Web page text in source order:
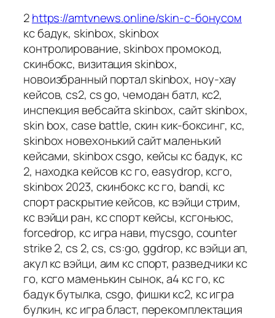
2https://amtvnews.online/skin-с-бонусом
кс бадук, skinbox, skinbox
контролирование, skinbox промокод,
скинбокс, визитация skinbox,
новоизбранный портал skinbox, ноу-хау
кейсов, cs2, cs go, чемодан батл, кс2,
инспекция вебсайта skinbox, сайт skinbox,
skin box, case battle, скин кик-боксинг, кс,
skinbox новехонький сайт маленький
кейсами, skinbox csgo, кейсы кс бадук, кс
2, находка кейсов кс го, easydrop, ксго,
skinbox 2023, скинбокс кс го, bandi, кс
спорт раскрытие кейсов, кс вэйци стрим,
кс вэйци ран, кс спорт кейсы, ксгоньюс,
forcedrop, кс игра нави, mycsgo, counter
strike 2, cs 2, cs, cs:go, ggdrop, кс вэйци ап,
акул кс вэйци, аим кс спорт, разведчики кс
го, ксго маменькин сынок, а4 кс го, кс
бадук бутылка, csgo, фишки кс2, кс игра
булкин, кс игра бласт, перекомплектация